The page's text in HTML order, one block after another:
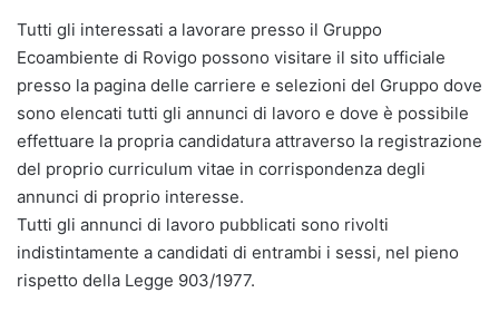
Tutti gli interessati a lavorare presso il Gruppo
Ecoambiente di Rovigo possono visitare il sito ufficiale
presso la pagina delle carriere e selezioni del Gruppo dove
sono elencati tutti gli annunci di lavoro e dove è possibile
effettuare la propria candidatura attraverso la registrazione
del proprio curriculum vitae in corrispondenza degli
annunci di proprio interesse.
Tutti gli annunci di lavoro pubblicati sono rivolti
indistintamente a candidati di entrambi i sessi, nel pieno
rispetto della Legge 903/1977.